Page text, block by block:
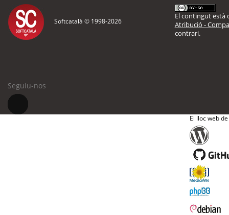
Softcatalà © 1998-2026
El contingut està
Atribució -
contrari.
Seguiu-nos
El lloc web